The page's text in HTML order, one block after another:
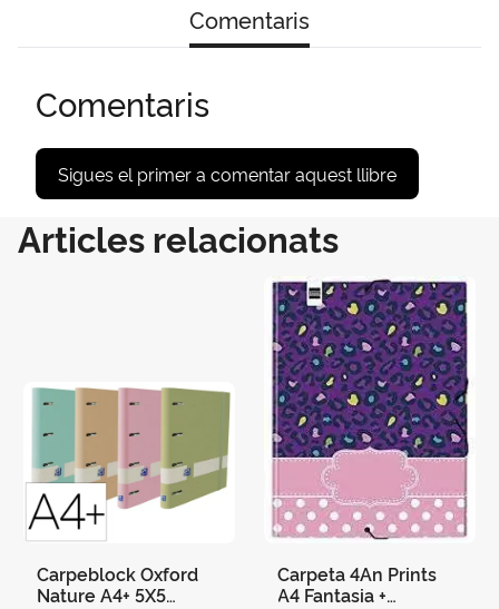
Comentaris
Comentaris
Sigues el primer a comentar aquest llibre
Articles relacionats
Carpeblock Oxford
Nature A4+ 5X5
Carpeta 4An Prints
A4 Fantasia +